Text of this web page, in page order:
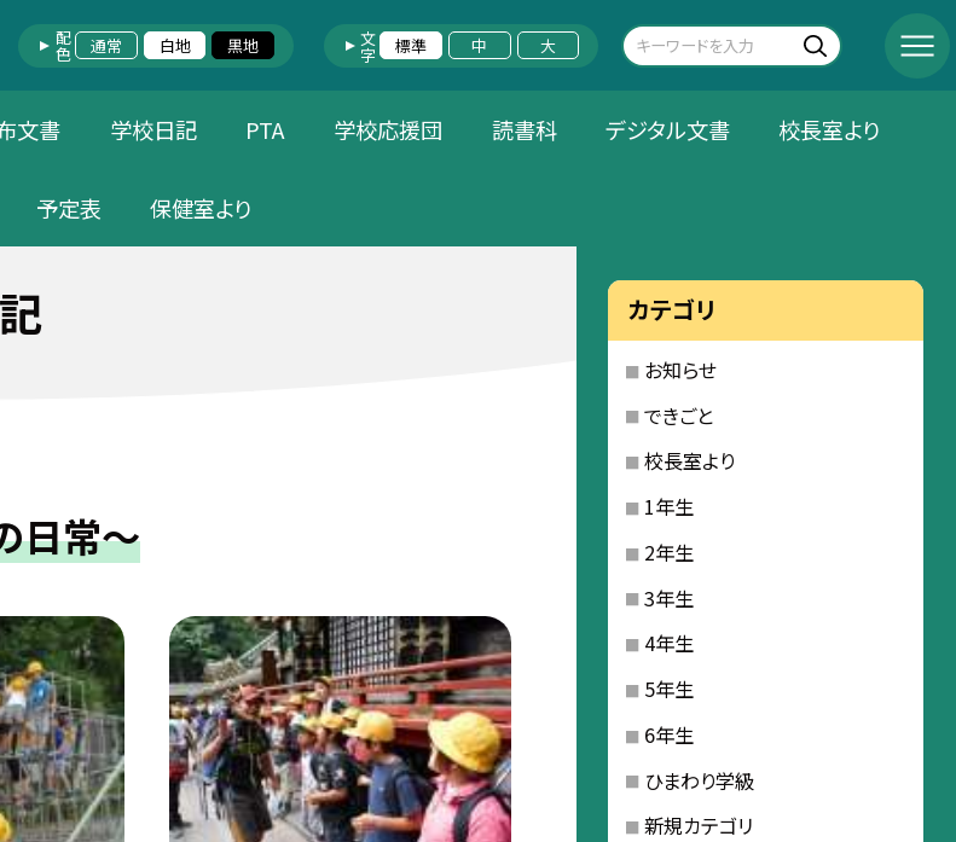
配色 通常 白地 黒地 文字 標準 中 大
文書 学校日記 PTA 学校応援団 読書科 デジタル文書 校長室より
予定表 保健室より
日常～
カテゴリ
お知らせ
できごと
校長室より
1年生
2年生
3年生
4年生
5年生
6年生
ひまわり学級
新規カテゴリ